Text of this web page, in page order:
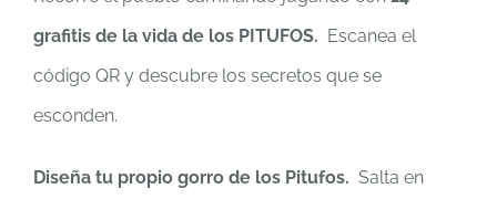
grafitis de la vida de los PITUFOS. Escanea el
código QR y descubre los secretos que se
esconden.
Diseña tu propio gorro de los Pitufos. Salta en